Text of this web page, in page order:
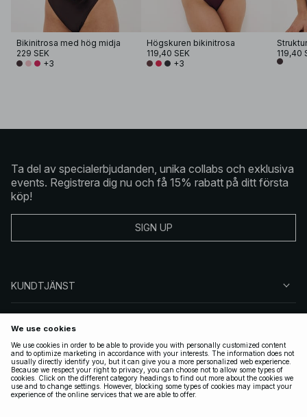
Bikinitrosa med hög midja
229 SEK
+3
Högskuren bikinitrosa
119,40 SEK
+3
119,40
Ta del av specialerbjudanden, unika collabs och exklusiva
events. Registrera dig nu och få 15% rabatt på ditt första
köp!
SIGN UP
KUNDTJÄNST
FÖLJ OSS
JURIDISKT